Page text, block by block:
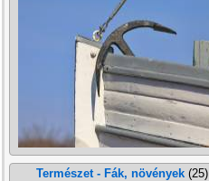
Természet - Fák, növények(25)